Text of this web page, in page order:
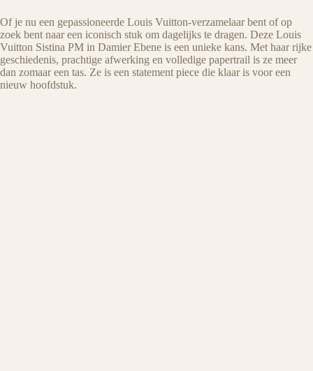
Of je nu een gepassioneerde Louis Vuitton-verzamelaar bent of op
zoek bent naar een iconisch stuk om dagelijks te dragen. Deze Louis
Vuitton Sistina PM in Damier Ebene is een unieke kans. Met haar rijke
geschiedenis, prachtige afwerking en volledige papertrail is ze meer
dan zomaar een tas. Ze is een statement piece die klaar is voor een
nieuw hoofdstuk.